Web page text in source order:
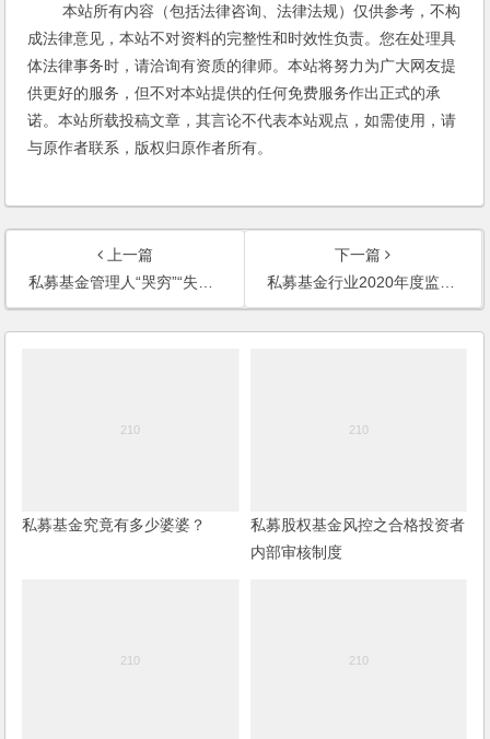
本站所有内容（包括法律咨询、法律法规）仅供参考，不构
成法律意见，本站不对资料的完整性和时效性负责。您在处理具
体法律事务时，请洽询有资质的律师。本站将努力为广大网友提
供更好的服务，但不对本站提供的任何免费服务作出正式的承
诺。本站所载投稿文章，其言论不代表本站观点，如需使用，请
与原作者联系，版权归原作者所有。
上一篇
私募基金管理人“哭穷”“失联”，投资者咋办？代位权“奥利给”
下一篇
私募基金行业2020年度监管政策汇总
私募基金究竟有多少婆婆？
私募股权基金风控之合格投资者
内部审核制度